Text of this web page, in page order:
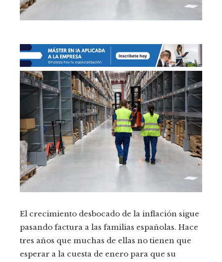
El crecimiento desbocado de la inflación sigue
pasando factura a las familias españolas. Hace
tres años que muchas de ellas no tienen que
esperar a la cuesta de enero para que su